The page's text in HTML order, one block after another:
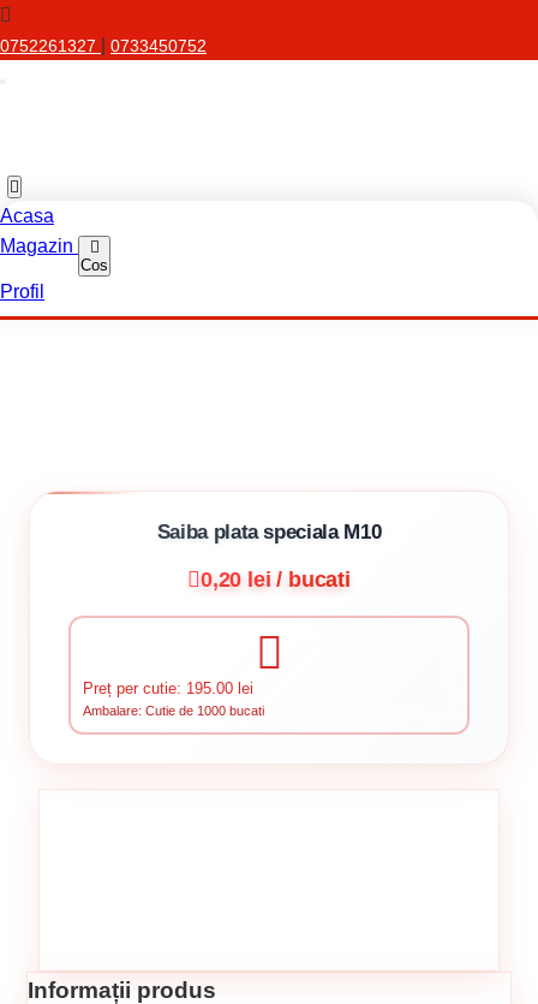
0752261327 0733450752
Acasa
Magazin
Cos
Profil
Saiba plata speciala M10
0,20 lei / bucati
Preț per cutie: 195.00 lei
Ambalare: Cutie de 1000 bucati
Informații produs